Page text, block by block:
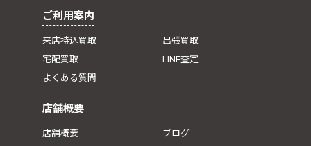
ご利用案内
来店持込買取
出張買取
宅配買取
LINE査定
よくある質問
店舗概要
店舗概要
ブログ